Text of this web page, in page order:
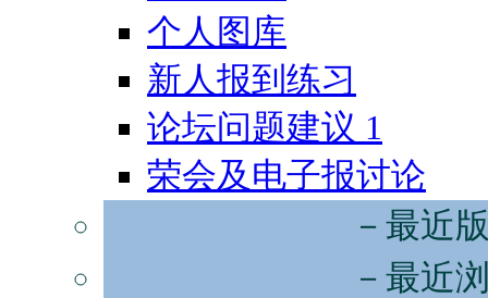
个人图库
新人报到练习
论坛问题建议 1
荣会及电子报讨论
－最近
－最近